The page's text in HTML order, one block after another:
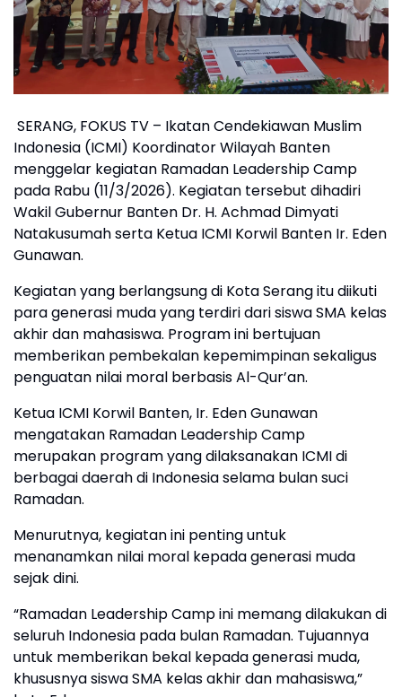
SERANG, FOKUS TV – Ikatan Cendekiawan Muslim
Indonesia (ICMI) Koordinator Wilayah Banten
menggelar kegiatan Ramadan Leadership Camp
pada Rabu (11/3/2026). Kegiatan tersebut dihadiri
Wakil Gubernur Banten Dr. H. Achmad Dimyati
Natakusumah serta Ketua ICMI Korwil Banten Ir. Eden
Gunawan.
Kegiatan yang berlangsung di Kota Serang itu diikuti
para generasi muda yang terdiri dari siswa SMA kelas
akhir dan mahasiswa. Program ini bertujuan
memberikan pembekalan kepemimpinan sekaligus
penguatan nilai moral berbasis Al-Qur’an.
Ketua ICMI Korwil Banten, Ir. Eden Gunawan
mengatakan Ramadan Leadership Camp
merupakan program yang dilaksanakan ICMI di
berbagai daerah di Indonesia selama bulan suci
Ramadan.
Menurutnya, kegiatan ini penting untuk
menanamkan nilai moral kepada generasi muda
sejak dini.
“Ramadan Leadership Camp ini memang dilakukan di
seluruh Indonesia pada bulan Ramadan. Tujuannya
untuk memberikan bekal kepada generasi muda,
khususnya siswa SMA kelas akhir dan mahasiswa,”